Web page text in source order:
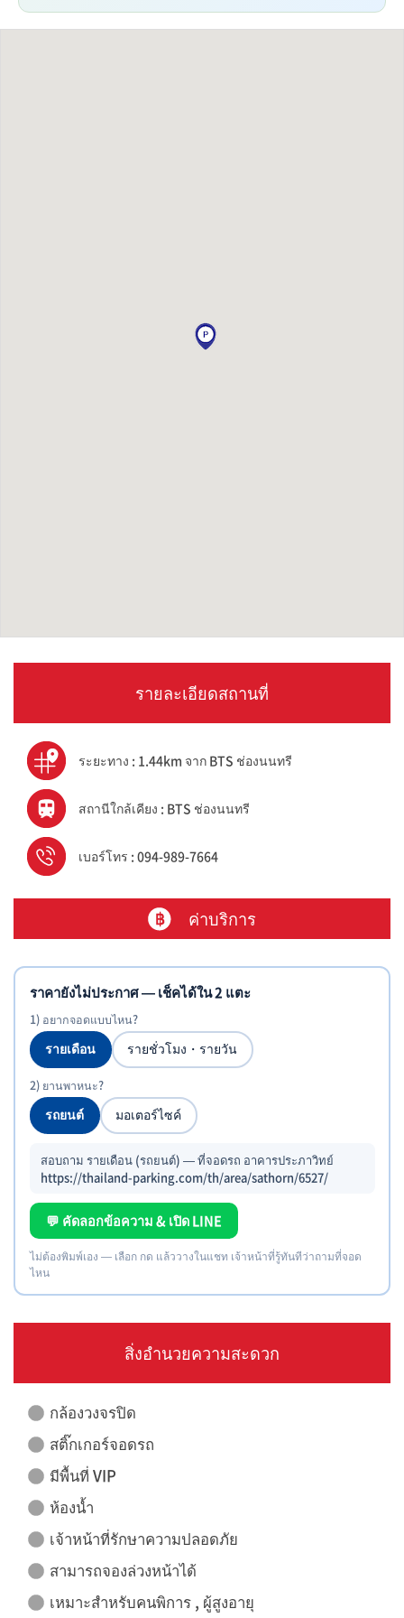
รายละเอียดสถานที่
ระยะทาง : 1.44km จาก BTS ช่องนนทรี
สถานีใกล้เคียง : BTS ช่องนนทรี
เบอร์โทร : 094-989-7664
ค่าบริการ
ราคายังไม่ประกาศ — เช็คได้ใน 2 แตะ
1) อยากจอดแบบไหน?
รายเดือน รายชั่วโมง・รายวัน
2) ยานพาหนะ?
รถยนต์ มอเตอร์ไซค์
สอบถาม รายเดือน (รถยนต์) — ที่จอดรถ อาคารประภาวิทย์
https://thailand-parking.com/th/area/sathorn/6527/
💬 คัดลอกข้อความ & เปิด LINE
ไม่ต้องพิมพ์เอง — เลือก กด แล้ววางในแชท เจ้าหน้าที่รู้ทันทีว่าถามที่จอด
ไหน
สิ่งอำนวยความสะดวก
กล้องวงจรปิด
สติ๊กเกอร์จอดรถ
มีพื้นที่ VIP
ห้องน้ำ
เจ้าหน้าที่รักษาความปลอดภัย
สามารถจองล่วงหน้าได้
เหมาะสำหรับคนพิการ , ผู้สูงอายุ